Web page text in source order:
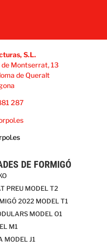
S.L.
Montserrat, 13
de Queralt
287
DE FORMIGÓ
PREU MODEL T2
2022 MODEL T1
MODEL O1
M1
MODEL J1